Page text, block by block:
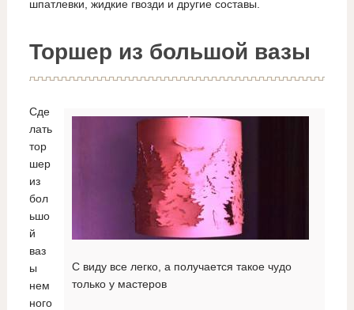
шпатлевки, жидкие гвозди и другие составы.
Торшер из большой вазы
С виду все легко, а получается такое чудо
только у мастеров
Сде
лать
тор
шер
из
бол
ьшо
й
ваз
ы
нем
ного